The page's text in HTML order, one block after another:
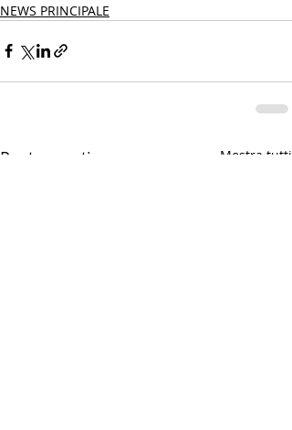
NEWS PRINCIPALE
Post recenti Mostra tutti